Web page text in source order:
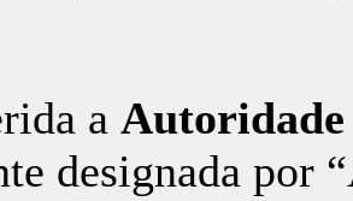
a
designada por